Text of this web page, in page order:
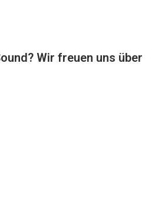
Wir freuen uns über